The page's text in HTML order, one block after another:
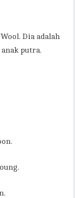
Dia adalah
putra.